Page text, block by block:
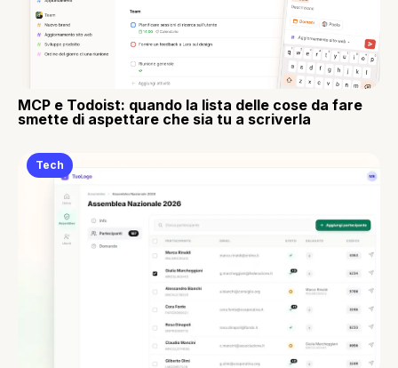
MCP e Todoist: quando la lista delle cose da fare
smette di aspettare che sia tu a scriverla
Tech